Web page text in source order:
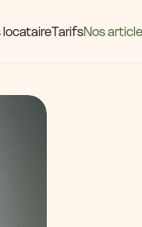
locataireTarifsNos